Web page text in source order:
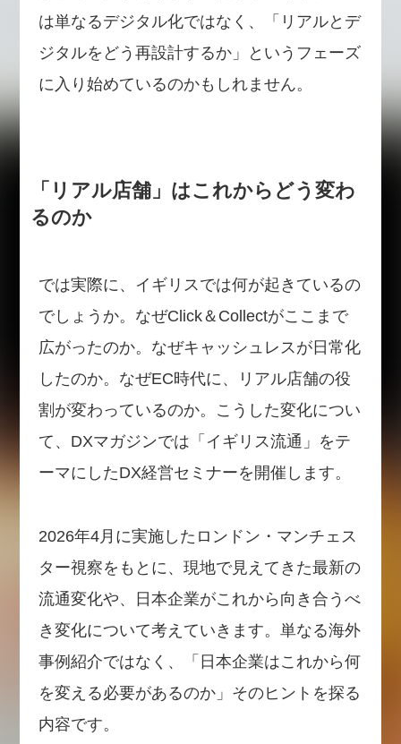
は単なるデジタル化ではなく、「リアルとデ
ジタルをどう再設計するか」というフェーズ
に入り始めているのかもしれません。
「リアル店舗」はこれからどう変わ
るのか
では実際に、イギリスでは何が起きているの
でしょうか。なぜClick＆Collectがここまで
広がったのか。なぜキャッシュレスが日常化
したのか。なぜEC時代に、リアル店舗の役
割が変わっているのか。こうした変化につい
て、DXマガジンでは「イギリス流通」をテ
ーマにしたDX経営セミナーを開催します。
2026年4月に実施したロンドン・マンチェス
ター視察をもとに、現地で見えてきた最新の
流通変化や、日本企業がこれから向き合うべ
き変化について考えていきます。単なる海外
事例紹介ではなく、「日本企業はこれから何
を変える必要があるのか」そのヒントを探る
内容です。